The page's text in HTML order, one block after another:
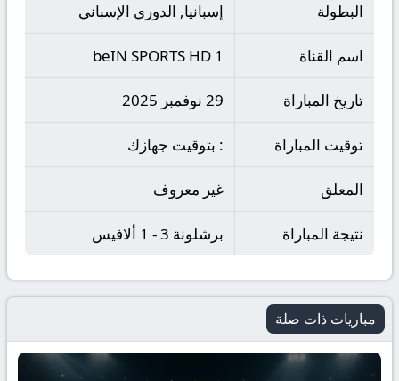
البطولة إسبانيا, الدوري الإسباني
اسم القناة beIN SPORTS HD 1
تاريخ المباراة 29 نوفمبر 2025
توقيت المباراة : بتوقيت جهازك
المعلق غير معروف
نتيجة المباراة برشلونة 3 - 1 ألافيس
مباريات ذات صلة